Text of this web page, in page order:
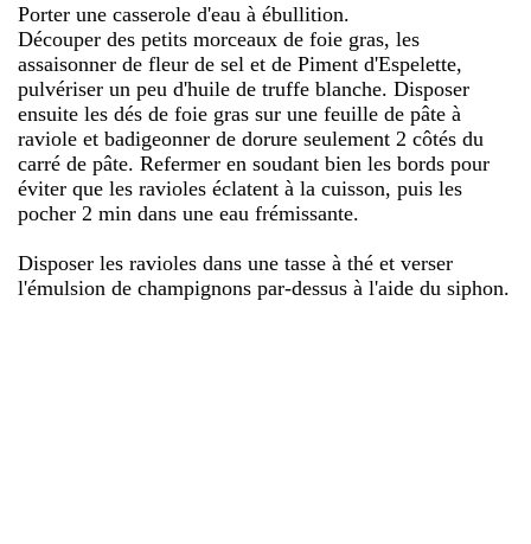
Porter une casserole d'eau à ébullition.
Découper des petits morceaux de foie gras, les
assaisonner de fleur de sel et de Piment d'Espelette,
pulvériser un peu d'huile de truffe blanche. Disposer
ensuite les dés de foie gras sur une feuille de pâte à
raviole et badigeonner de dorure seulement 2 côtés du
carré de pâte. Refermer en soudant bien les bords pour
éviter que les ravioles éclatent à la cuisson, puis les
pocher 2 min dans une eau frémissante.
Disposer les ravioles dans une tasse à thé et verser
l'émulsion de champignons par-dessus à l'aide du siphon.